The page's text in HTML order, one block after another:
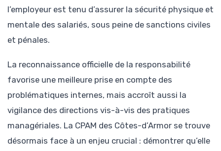
l’employeur est tenu d’assurer la sécurité physique et
mentale des salariés, sous peine de sanctions civiles
et pénales.
La reconnaissance officielle de la responsabilité
favorise une meilleure prise en compte des
problématiques internes, mais accroît aussi la
vigilance des directions vis-à-vis des pratiques
managériales. La CPAM des Côtes-d’Armor se trouve
désormais face à un enjeu crucial : démontrer qu’elle